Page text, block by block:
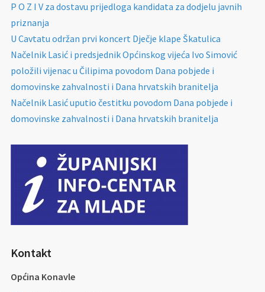
P O Z I V za dostavu prijedloga kandidata za dodjelu javnih
priznanja
U Cavtatu održan prvi koncert Dječje klape Škatulica
Načelnik Lasić i predsjednik Općinskog vijeća Ivo Simović
položili vijenac u Čilipima povodom Dana pobjede i
domovinske zahvalnosti i Dana hrvatskih branitelja
Načelnik Lasić uputio čestitku povodom Dana pobjede i
domovinske zahvalnosti i Dana hrvatskih branitelja
Kontakt
Općina Konavle